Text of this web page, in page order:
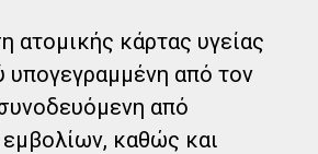
ατομικής κάρτας υγείας
υπογεγραμμένη από τον
από
καθώς και